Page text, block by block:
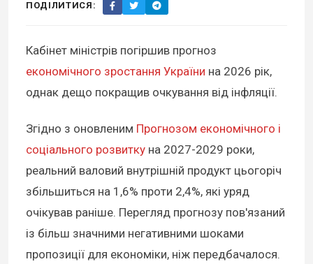
ПОДІЛИТИСЯ:
Кабінет міністрів погіршив прогноз
економічного зростання України на 2026 рік,
однак дещо покращив очкування від інфляції.
Згідно з оновленим Прогнозом економічного і
соціального розвитку на 2027-2029 роки,
реальний валовий внутрішній продукт цьогоріч
збільшиться на 1,6% проти 2,4%, які уряд
очікував раніше. Перегляд прогнозу пов'язаний
із більш значними негативними шоками
пропозиції для економіки, ніж передбачалося.